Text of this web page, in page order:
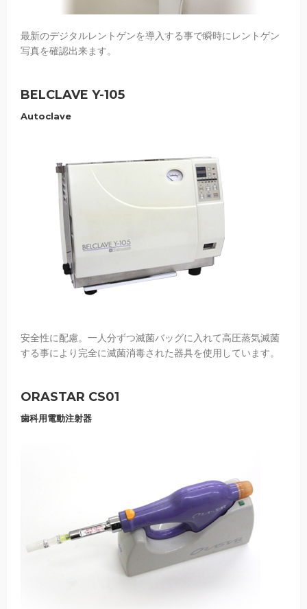
最新のデジタルレントゲンを導入する事で瞬時にレントゲン
写真を確認出来ます。
BELCLAVE Y-105
Autoclave
安全性に配慮。一人分ずつ滅菌バッグに入れて高圧蒸気滅菌
する事により完全に滅菌消毒された器具を使用しています。
ORASTAR CS01
歯科用電動注射器